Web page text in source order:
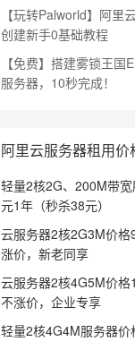
【玩转Palworld】阿里
创建新手0基础教程
【免费】搭建雾锁王
服务器，10秒完成！
阿里云服务器租用价
轻量2核2G、200M带
元1年（秒杀38元）
云服务器2核2G3M价
涨价，新老同享
云服务器2核4G5M价
不涨价，企业专享
轻量2核4G4M服务器